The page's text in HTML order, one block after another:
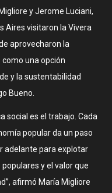
y Jerome Luciani,
Aires visitaron la Vivera
aprovecharon la
una opción
y la sustentabilidad
Bueno.
social es el trabajo. Cada
popular da un paso
adelante para explotar
y el valor que
afirmó María Migliore